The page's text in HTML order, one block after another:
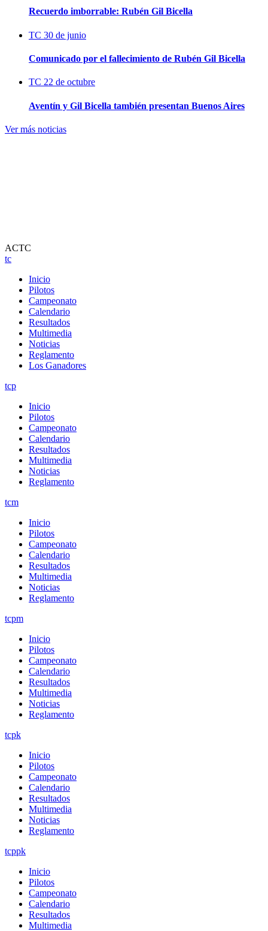
Recuerdo imborrable: Rubén Gil Bicella
TC 30 de junio
Comunicado por el fallecimiento de Rubén Gil Bicella
TC 22 de octubre
Aventín y Gil Bicella también presentan Buenos Aires
Ver más noticias
ACTC
tc
Inicio
Pilotos
Campeonato
Calendario
Resultados
Multimedia
Noticias
Reglamento
Los Ganadores
tcp
Inicio
Pilotos
Campeonato
Calendario
Resultados
Multimedia
Noticias
Reglamento
tcm
Inicio
Pilotos
Campeonato
Calendario
Resultados
Multimedia
Noticias
Reglamento
tcpm
Inicio
Pilotos
Campeonato
Calendario
Resultados
Multimedia
Noticias
Reglamento
tcpk
Inicio
Pilotos
Campeonato
Calendario
Resultados
Multimedia
Noticias
Reglamento
tcppk
Inicio
Pilotos
Campeonato
Calendario
Resultados
Multimedia